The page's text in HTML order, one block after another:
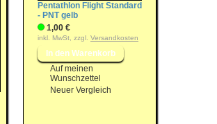
Pentathlon Flight Standard
- PNT gelb
1,00 €
inkl. MwSt, zzgl. Versandkosten
Auf meinen
Wunschzettel
Neuer Vergleich